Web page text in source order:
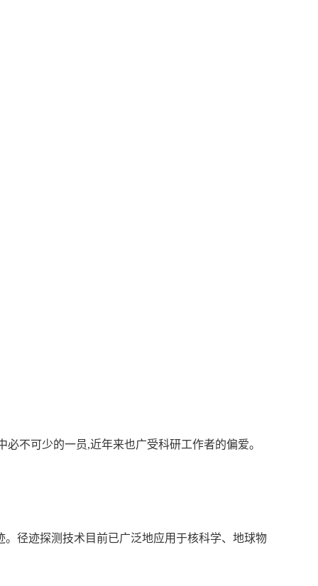
不可少的一员,近年来也广受科研工作者的偏爱。
径迹探测技术目前已广泛地应用于核科学、地球物